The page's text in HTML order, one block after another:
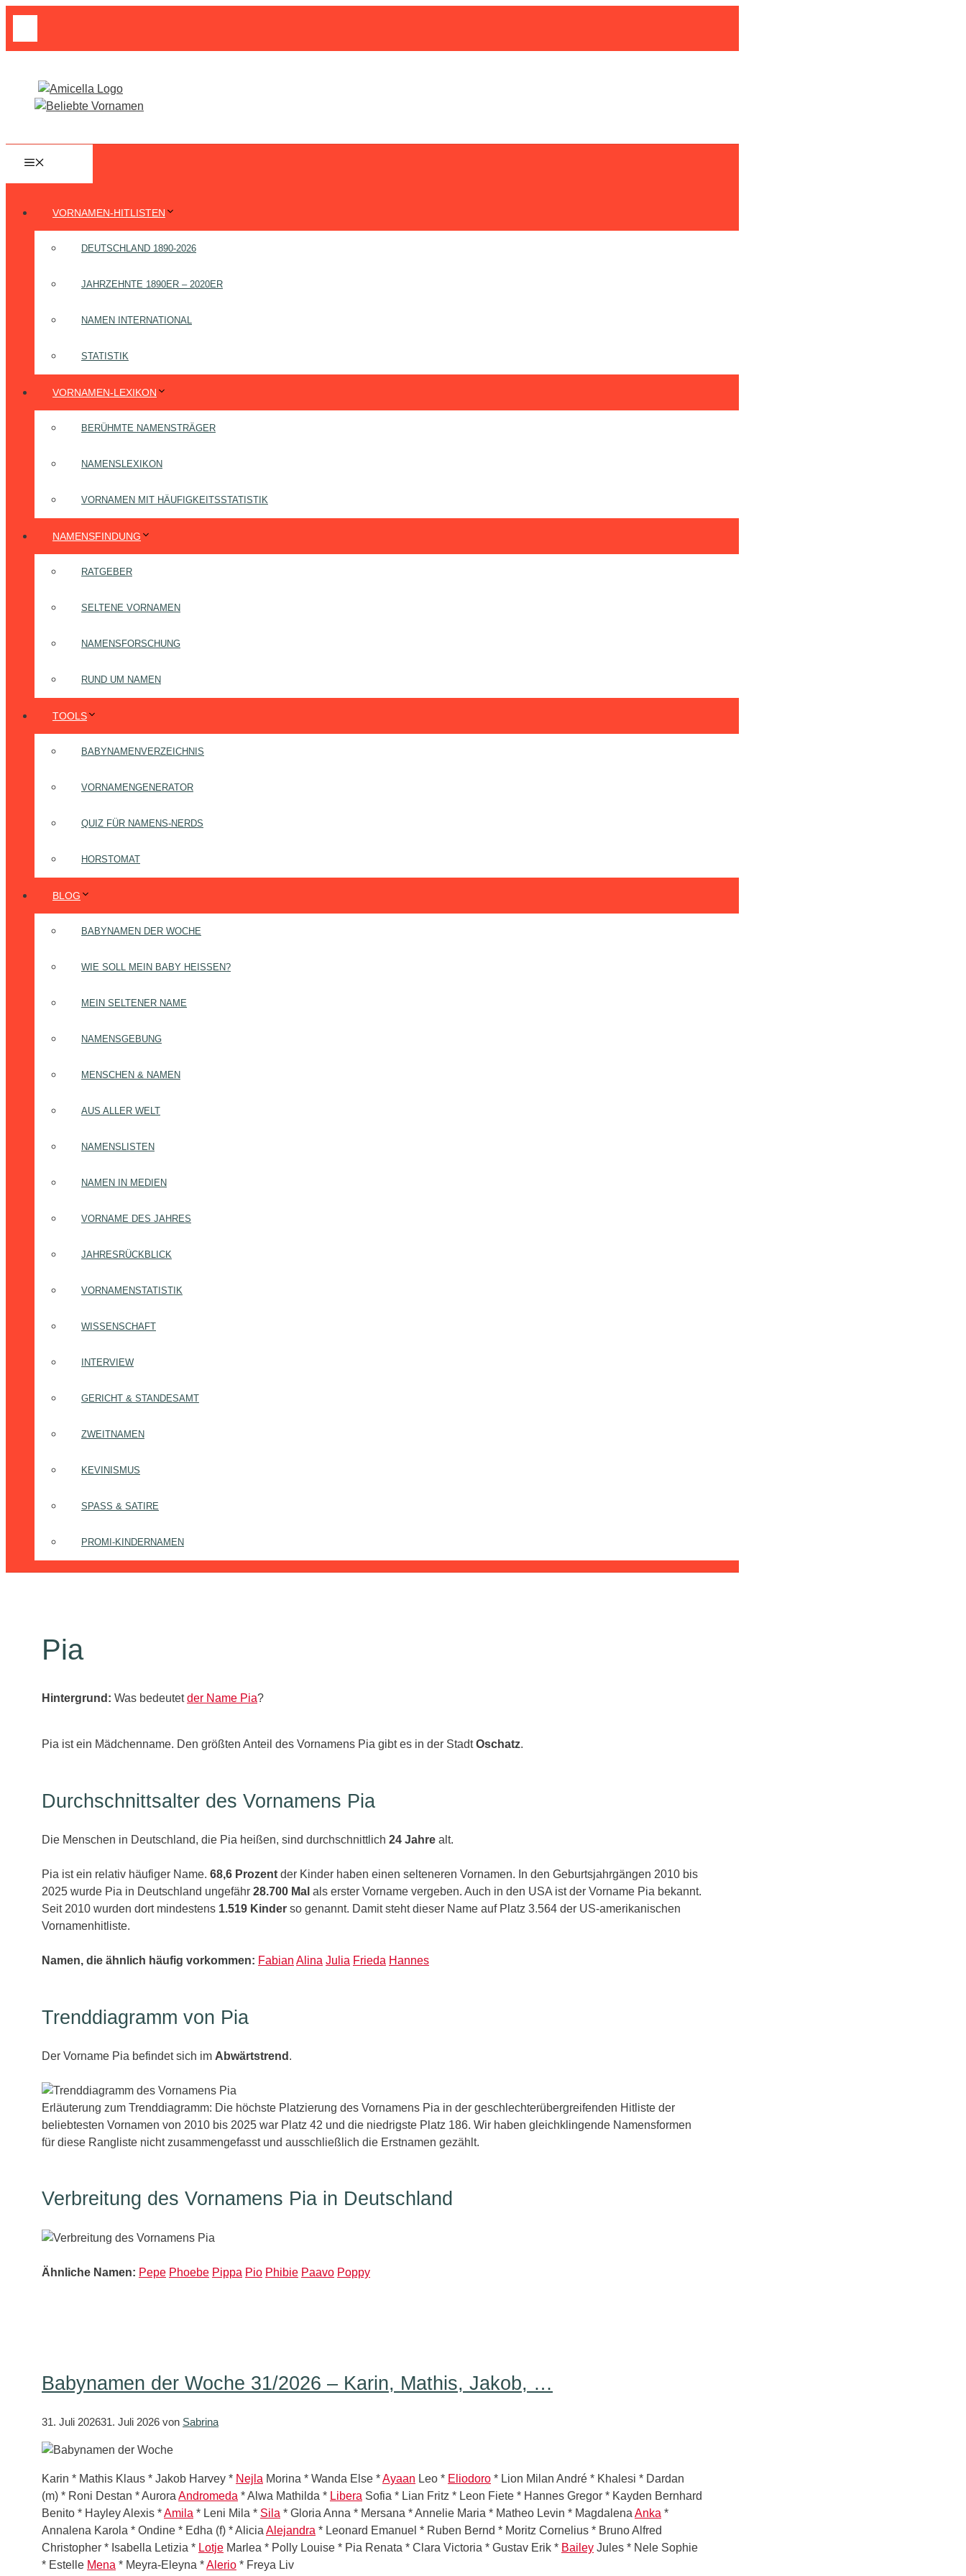
Zum
VORNAMEN-HITLISTEN
DEUTSCHLAND 1890-2026
JAHRZEHNTE 1890ER – 2020ER
NAMEN INTERNATIONAL
STATISTIK
VORNAMEN-LEXIKON
BERÜHMTE NAMENSTRÄGER
NAMENSLEXIKON
VORNAMEN MIT HÄUFIGKEITSSTATISTIK
NAMENSFINDUNG
RATGEBER
SELTENE VORNAMEN
NAMENSFORSCHUNG
RUND UM NAMEN
TOOLS
BABYNAMENVERZEICHNIS
VORNAMENGENERATOR
QUIZ FÜR NAMENS-NERDS
HORSTOMAT
BLOG
BABYNAMEN DER WOCHE
WIE SOLL MEIN BABY HEISSEN?
MEIN SELTENER NAME
NAMENSGEBUNG
MENSCHEN & NAMEN
AUS ALLER WELT
NAMENSLISTEN
NAMEN IN MEDIEN
VORNAME DES JAHRES
JAHRESRÜCKBLICK
VORNAMENSTATISTIK
WISSENSCHAFT
INTERVIEW
GERICHT & STANDESAMT
ZWEITNAMEN
KEVINISMUS
SPASS & SATIRE
PROMI-KINDERNAMEN
Pia
Hintergrund: Was bedeutetder Name Pia?
Pia ist ein Mädchenname. Den größten Anteil des Vornamens Pia gibt es in der StadtOschatz.
Durchschnittsalter des Vornamens Pia
Die Menschen in Deutschland, die Pia heißen, sind durchschnittlich 24 Jahre alt.
Pia ist ein relativ häufiger Name. 68,6 Prozent der Kinder haben einen selteneren Vornamen. In den Geburtsjahrgängen 2010 bis
2025 wurde Pia in Deutschland ungefähr 28.700 Mal als erster Vorname vergeben. Auch in den USA ist der Vorname Pia bekannt.
Seit 2010 wurden dort mindestens 1.519 Kinder so genannt. Damit steht dieser Name auf Platz 3.564 der US-amerikanischen
Vornamenhitliste.
Namen, die ähnlich häufig vorkommen: Fabian Alina Julia Frieda Hannes
Trenddiagramm von Pia
Der Vorname Pia befindet sich im Abwärtstrend .
Erläuterung zum Trenddiagramm: Die höchste Platzierung des Vornamens Pia in der geschlechterübergreifenden Hitliste der
beliebtesten Vornamen von 2010 bis 2025 war Platz 42 und die niedrigste Platz 186. Wir haben gleichklingende Namensformen
für diese Rangliste nicht zusammengefasst und ausschließlich die Erstnamen gezählt.
Verbreitung des Vornamens Pia in Deutschland
Ähnliche Namen: Pepe Phoebe Pippa Pio Phibie Paavo Poppy
Babynamen der Woche 31/2026 – Karin, Mathis, Jakob, …
31. Juli 202631. Juli 2026 von Sabrina
Karin * Mathis Klaus * Jakob Harvey * Nejla Morina * Wanda Else *Ayaan Leo * Eliodoro * Lion Milan André * Khalesi * Dardan
(m) * Roni Destan * Aurora Andromeda * Alwa Mathilda * Libera Sofia * Lian Fritz * Leon Fiete * Hannes Gregor * Kayden Bernhard
Benito * Hayley Alexis *Amila * Leni Mila * Sila * Gloria Anna * Mersana * Annelie Maria * Matheo Levin * Magdalena Anka *
Annalena Karola * Ondine * Edha (f) * Alicia Alejandra * Leonard Emanuel * Ruben Bernd * Moritz Cornelius * Bruno Alfred
Christopher * Isabella Letizia * Lotje Marlea * Polly Louise * Pia Renata * Clara Victoria * Gustav Erik * Bailey Jules * Nele Sophie
* Estelle Mena * Meyra-Eleyna *Alerio * Freya Liv